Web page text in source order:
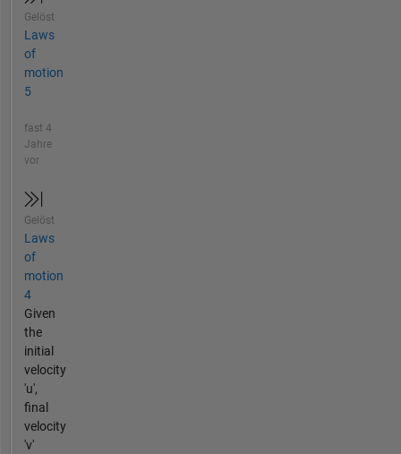
Gelöst
Laws
of
motion
5
fast 4
Jahre
vor
Gelöst
Laws
of
motion
4
Given
the
initial
velocity
'u',
final
velocity
'v'